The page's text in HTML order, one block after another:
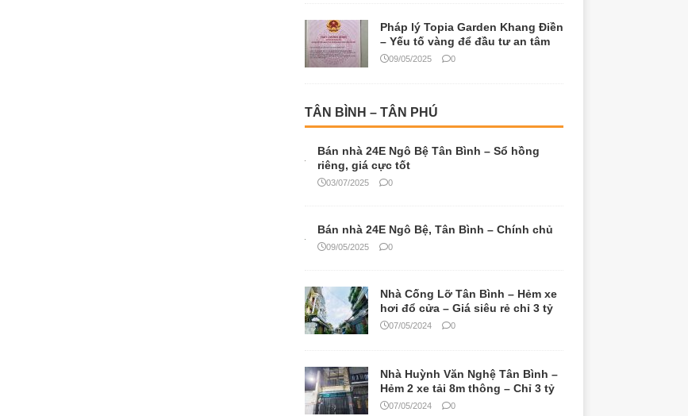
Pháp lý Topia Garden Khang Điền
– Yếu tố vàng để đầu tư an tâm
09/05/2025 0
TÂN BÌNH – TÂN PHÚ
Bán nhà 24E Ngô Bệ Tân Bình – Sổ hồng
riêng, giá cực tốt
03/07/2025 0
Bán nhà 24E Ngô Bệ, Tân Bình – Chính chủ
09/05/2025 0
Nhà Cống Lỡ Tân Bình – Hẻm xe
hơi đổ cửa – Giá siêu rẻ chỉ 3 tỷ
07/05/2024 0
Nhà Huỳnh Văn Nghệ Tân Bình –
Hẻm 2 xe tải 8m thông – Chỉ 3 tỷ
07/05/2024 0